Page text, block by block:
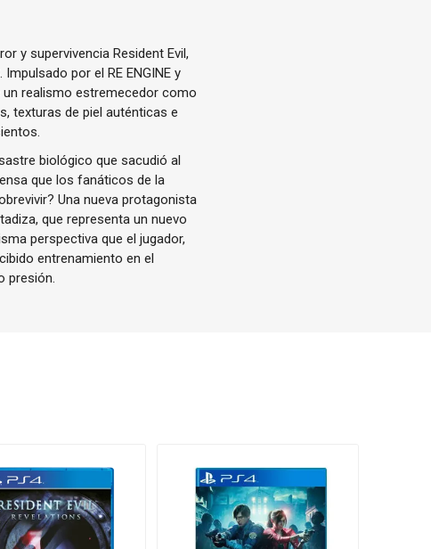
y supervivencia Resident Evil,
por el RE ENGINE y
un realismo estremecedor como
texturas de piel auténticas e
biológico que sacudió al
que los fanáticos de la
Una nueva protagonista
que representa un nuevo
perspectiva que el jugador,
entrenamiento en el
presión.